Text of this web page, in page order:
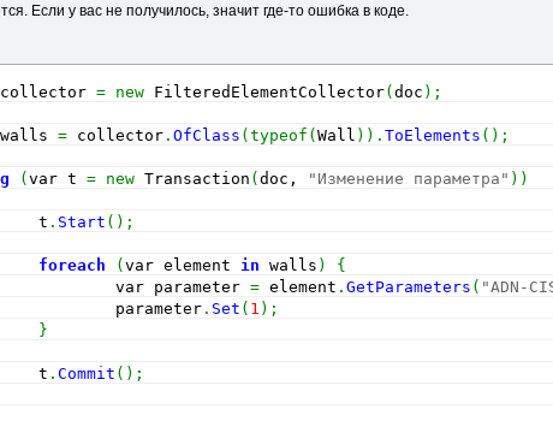
Если у вас не получилось, значит где-то ошибка в коде.
= new FilteredElementCollector(doc ) ;
= collector .OfClass (typeof (Wall ) ) .ToElements ( ) ;
(var t = new Transaction (doc, "Изменение параметра" ) )
. Start ( ) ;
foreach (var element in walls )
{
= element .GetParameters ( "ADN-
. Set ( 1 ) ;
}
.Commit ( ) ;